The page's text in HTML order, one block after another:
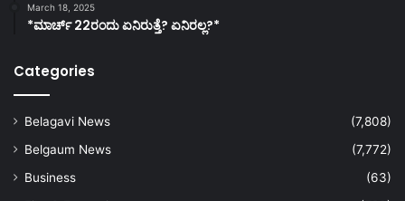
March 18, 2025
*ಮಾರ್ಚ್ 22ರಂದು ಏನಿರುತ್ತೆ? ಏನಿರಲ್ಲ?*
Categories
Belagavi News
(7,808)
Belgaum News
(7,772)
Business
(63)